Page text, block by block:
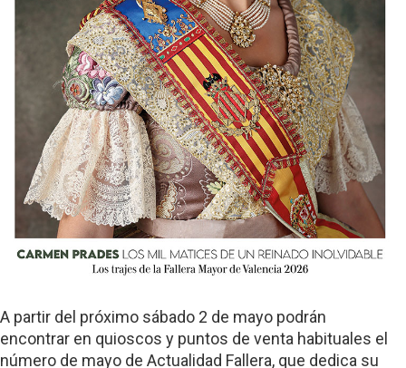
A partir del próximo sábado 2 de mayo podrán
encontrar en quioscos y puntos de venta habituales el
número de mayo de Actualidad Fallera, que dedica su